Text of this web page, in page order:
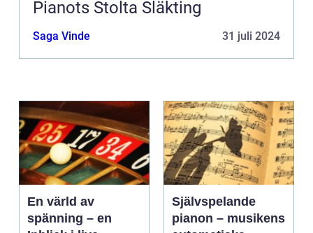
Pianots Stolta Släkting
Saga Vinde 31 juli 2024
En värld av
spänning – en
Självspelande
pianon – musikens